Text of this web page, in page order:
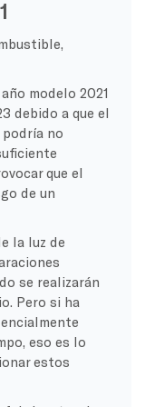
modelo 2021
debido a que el
no
que el
de un
la luz de
se realizarán
Pero si ha
eso es lo
estos